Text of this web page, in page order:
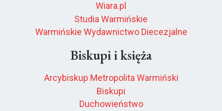
Wiara.pl
Studia Warmińskie
Warmińskie Wydawnictwo Diecezjalne
Biskupi i księża
Arcybiskup Metropolita Warmiński
Biskupi
Duchowieństwo